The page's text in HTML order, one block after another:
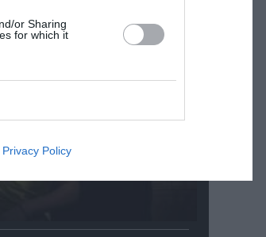
or Sharing
for which it
Privacy Policy